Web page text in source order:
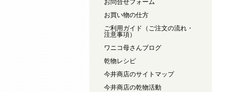
お問合せフォーム
お買い物の仕方
ご利用ガイド（ご注文の流れ・
注意事項）
ワニコ母さんブログ
乾物レシピ
今井商店のサイトマップ
今井商店の乾物活動